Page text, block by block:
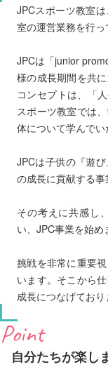
JPCスポーツ教室
室の運営業務を行っ
JPCは「junior
様の成長期間を共
コンセプトは、「
スポーツ教室では
体について学んでい
JPCは子供の『遊
の成長に貢献する事
その考えに共感し
い、JPC事業を始め
挑戦を非常に重要
います。そこから
成長につなげており
Point
自分たちが楽し